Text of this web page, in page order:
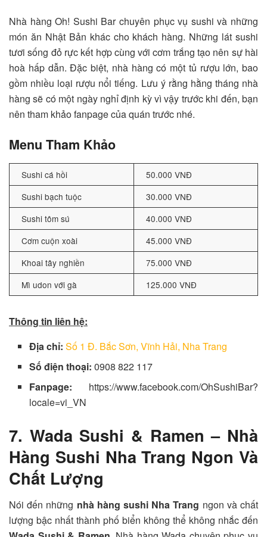
Nhà hàng Oh! Sushi Bar chuyên phục vụ sushi và những
món ăn Nhật Bản khác cho khách hàng. Những lát sushi
tươi sống đỏ rực kết hợp cùng với cơm trắng tạo nên sự hài
hoà hấp dẫn. Đặc biệt, nhà hàng có một tủ rượu lớn, bao
gồm nhiều loại rượu nổi tiếng. Lưu ý rằng hằng tháng nhà
hàng sẽ có một ngày nghỉ định kỳ vì vậy trước khi đến, bạn
nên tham khảo fanpage của quán trước nhé.
Menu Tham Khảo
Sushi cá hồi
50.000 VNĐ
Sushi bạch tuộc
30.000 VNĐ
Sushi tôm sú
40.000 VNĐ
Cơm cuộn xoài
45.000 VNĐ
Khoai tây nghiền
75.000 VNĐ
Mì udon với gà
125.000 VNĐ
Thông tin liên hệ:
Địa chỉ:Số 1 Đ. Bắc Sơn, Vĩnh Hải, Nha Trang
Số điện thoại:0908 822 117
Fanpage: https://www.facebook.com/OhSushiBar?
locale=vi_VN
7. Wada Sushi & Ramen – Nhà
Hàng Sushi Nha Trang Ngon Và
Chất Lượng
Nói đến những nhà hàng sushi Nha Trang ngon và chất
lượng bậc nhất thành phố biển không thể không nhắc đến